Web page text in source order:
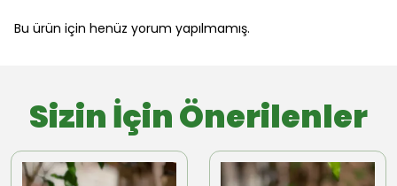
Bu ürün için henüz yorum yapılmamış.
Sizin İçin Önerilenler